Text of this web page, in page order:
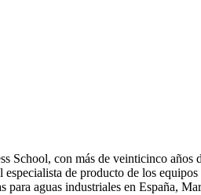
con más de veinticinco años
especialista de producto de los
aguas industriales en España,